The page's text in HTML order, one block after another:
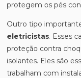
protegem os pés
Outro tipo
eletricistas. Esses
proteção contra
isolantes. Eles são
trabalham com